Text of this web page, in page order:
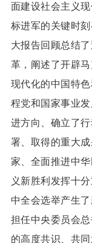
面建设社会主义
标进军的关键时
大报告回顾总结
革，阐述了开辟
现代化的中国特
程党和国家事业
进方向、确立了
署、取得的重大
家、全面推进中
义新胜利发挥十
中全会选举产生
担任中央委员会
的高度共识、共